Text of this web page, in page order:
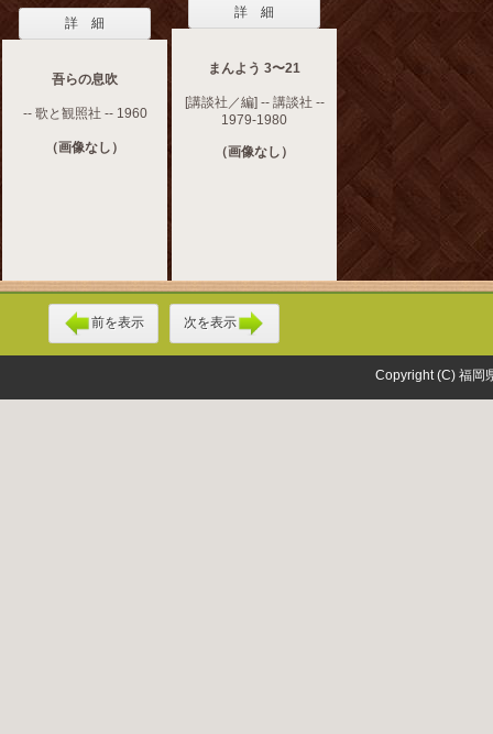
詳 細
吾らの息吹
-- 歌と観照社 -- 1960
（画像なし）
詳 細
まんよう 3〜21
[講談社／編] -- 講談社 --
1979-1980
（画像なし）
前を表示 次を表示
Copyright (C) 福岡